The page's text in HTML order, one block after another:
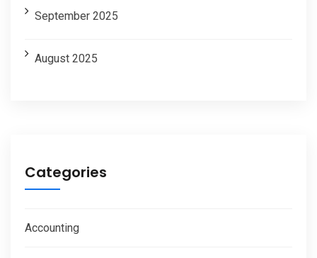
September 2025
August 2025
Categories
Accounting